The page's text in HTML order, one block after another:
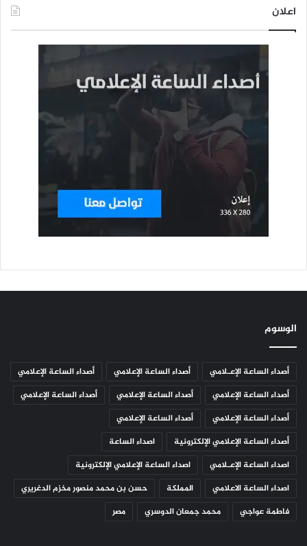
اعلان
الوسوم
أصداء الساعة الإعـلامي أصداء الساعة الإعلامي
أصداء الساعة الإعلامي
أصداء الساعة الإعلامي
أصداء الساعة الإعلامي
أصداء الساعة الإعلامي
أصداء الساعة الإعلامي
أصداء الساعة الإعلامي
أصداء الساعة الإعلامي الإلكترونية
اصداء الساعة
اصداء الساعة الإعـلامي
اصداء الساعة الإعلامي الإلكترونية
اصداء الساعة الاعلامي
المملكة
حسن بن محمد منصور مخزم الدغريري
فاطمة عواجي
محمد جمعان الدوسري مصر